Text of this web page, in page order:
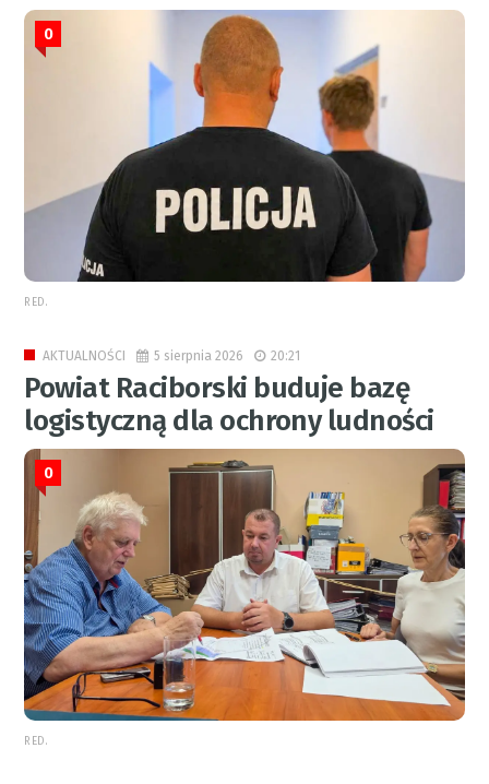
0
RED.
AKTUALNOŚCI 5 sierpnia 2026 20:21
Powiat Raciborski buduje bazę
logistyczną dla ochrony ludności
0
RED.